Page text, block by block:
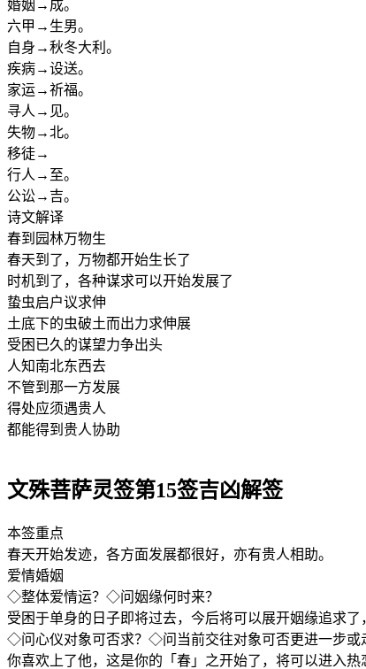
婚姻→成。
六甲→生男。
自身→秋冬大利。
疾病→设送。
家运→祈福。
寻人→见。
失物→北。
移徒→
行人→至。
公讼→吉。
诗文解译
春到园林万物生
春天到了，万物都开始生长了
时机到了，各种谋求可以开始发展了
蛰虫启户议求伸
土底下的虫破土而出力求伸展
受困已久的谋望力争出头
人知南北东西去
不管到那一方发展
得处应须遇贵人
都能得到贵人协助
文殊菩萨灵签第15签吉凶解签
本签重点
春天开始发迹，各方面发展都很好，亦有贵人相助。
爱情婚姻
◇整体爱情运？◇问姻缘何时来？
受困于单身的日子即将过去，今后将可以展开姻缘追求
◇问心仪对象可否求？◇问当前交往对象可否更进一步或
你喜欢上了他，这是你的「春」之开始了，将可以进入热